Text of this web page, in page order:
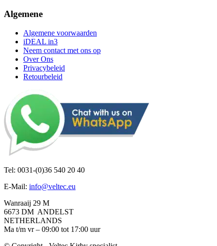
Algemene
Algemene voorwaarden
iDEAL in3
Neem contact met ons op
Over Ons
Privacybeleid
Retourbeleid
Tel: 0031-(0)36 540 20 40
E-Mail: info@veltec.eu
Wanraaij 29 M
6673 DM ANDELST
NETHERLANDS
Ma t/m vr – 09:00 tot 17:00 uur